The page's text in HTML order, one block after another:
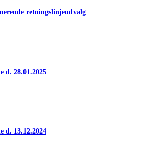
retningslinjeudvalg
d. 28.01.2025
d. 13.12.2024